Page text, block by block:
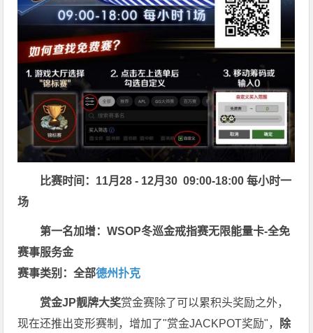
比赛时间：11月28 - 12月30 09:00-18:00 每小时一
场
第一名加增：WSOP冬巡金戒指赛无限能量卡-全免
赛事服务金
赛事类别：全部德州扑克
赏金JP靓牌大奖赏金赛除了可以累积头奖励之外，
现在还推出变形赛制，增加了"赏金JACKPOT奖励"，
除